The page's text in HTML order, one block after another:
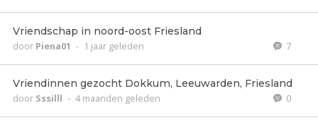
Vriendschap in noord-oost Friesland
door Piena01 - 1 jaar geleden 7
Vriendinnen gezocht Dokkum, Leeuwarden, Friesland
door Sssilll - 4 maanden geleden 0